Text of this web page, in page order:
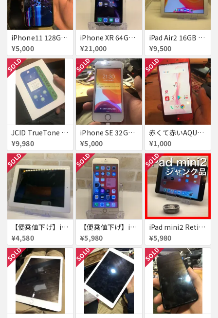
iPhone11 128GB ジャンク
¥5,000
iPhone XR 64GB au 赤ロム
¥21,000
iPad Air2 16GB ゴールド Cellularモデル
¥9,500
SOLD
JCID TrueTone Writer 新品未使用
¥9,980
SOLD
iPhone SE 32GB SIMフリー
¥5,000
SOLD
赤くて赤いAQUOS EVER simフリー
¥1,000
SOLD
【便乗値下げ】iPad4 128GB ホワイト ジャンク
¥4,580
SOLD
【便乗値下げ】iPhone6s Plus 16GB ジャンク
¥5,980
SOLD
iPad mini2 Retina セルラーモデル ジャンク品
¥5,980
SOLD SOLD SOLD